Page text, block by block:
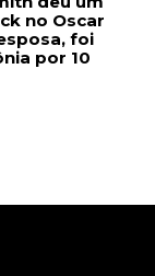
no Oscar
foi
por 10